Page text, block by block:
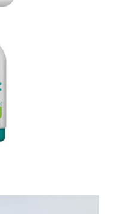
-
était de
baignoire. Ils
-